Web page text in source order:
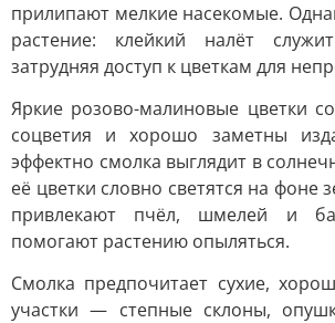
прилипают мелкие насекомые.
растение: клейкий налёт
затрудняя доступ к цветкам для
Яркие розово-малиновые цветки
соцветия и хорошо заметны
эффектно смолка выглядит в
её цветки словно светятся на фоне
привлекают пчёл, шмелей и
помогают растению опыляться.
Смолка предпочитает сухие,
участки — степные склоны,